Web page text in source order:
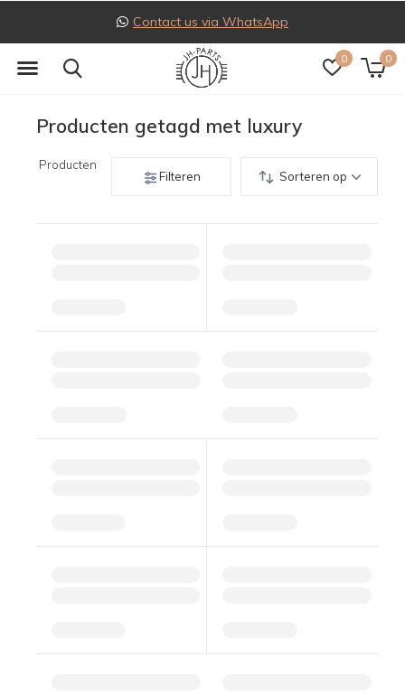
0 0
Contact us via WhatsApp
Producten getagd met luxury
Producten
Filteren
Sorteren op